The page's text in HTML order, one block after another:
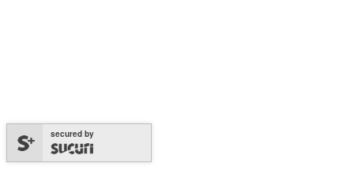
secured by